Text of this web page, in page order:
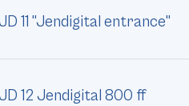
11 "Jendigital entrance"
12 Jendigital 800 ff